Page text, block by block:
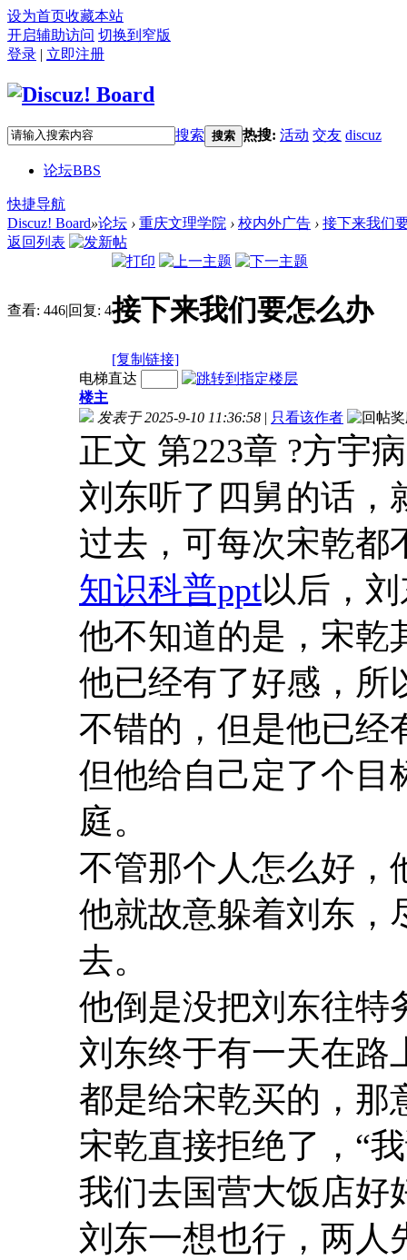
设为首页收藏本站
开启辅助访问 切换到窄版
登录 | 立即注册
搜索 搜索 热搜: 活动 交友 discuz
论坛BBS
快捷导航
Discuz! Board»论坛 › 重庆文理学院 › 校内外广告 › 接下来我们
返回列表
查看: 446|回复: 4接下来我们要怎么办
[复制链接]
电梯直达
楼主
发表于 2025-9-10 11:36:58 | 只看该作者
正文 第223章 ?方宇
刘东听了四舅的话，
过去，可每次宋乾都
知识科普ppt以后，
他不知道的是，宋乾
他已经有了好感，所
不错的，但是他已经
但他给自己定了个目
庭。
不管那个人怎么好，
他就故意躲着刘东，
去。
他倒是没把刘东往特
刘东终于有一天在路
都是给宋乾买的，那
宋乾直接拒绝了，“
我们去国营大饭店好
刘东一想也行，两人